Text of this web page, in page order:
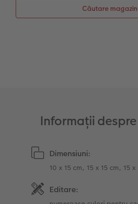
Sticker instant
Bandă foto
Căutare magazin
Informații
Dimensiuni:
10 x 15 cm, 15 x 15 cm, 15
Editare: